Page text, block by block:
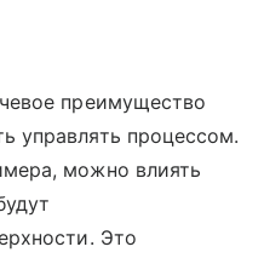
преимущество
управлять процессом.
можно влиять
Это